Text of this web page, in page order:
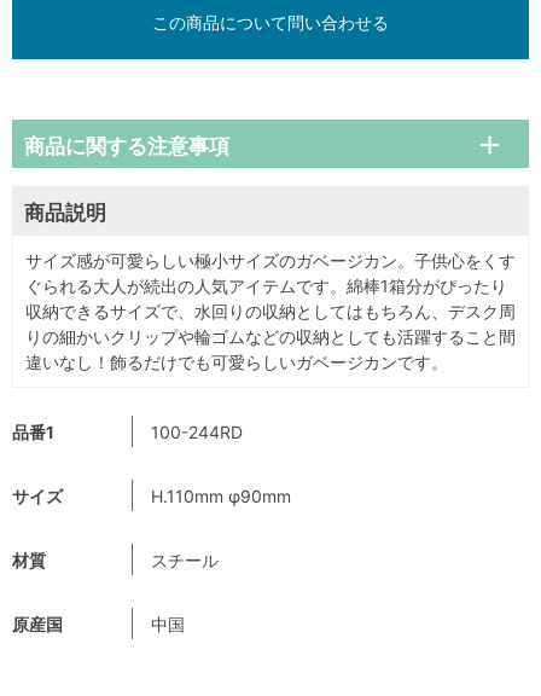
品番1 100-244RD
サイズ H.110mm φ90mm
材質 スチール
原産国 中国
この商品について問い合わせる
商品説明
サイズ感が可愛らしい極小サイズのガベージカン。子供心をくす
ぐられる大人が続出の人気アイテムです。綿棒1箱分がぴったり
収納できるサイズで、水回りの収納としてはもちろん、デスク周
りの細かいクリップや輪ゴムなどの収納としても活躍すること間
違いなし！飾るだけでも可愛らしいガベージカンです。
商品に関する注意事項